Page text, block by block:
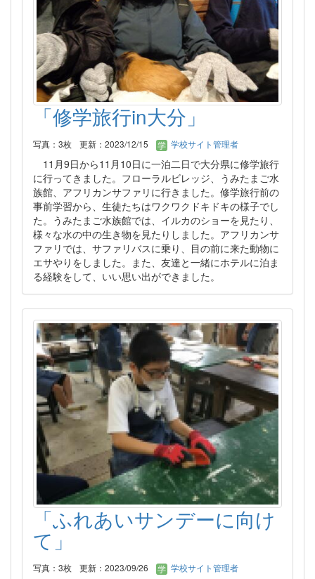
「修学旅行in大分」
写真：3枚 更新：2023/12/15 学校サイト管理者
11月9日から11月10日に一泊二日で大分県に修学旅行
に行ってきました。フローラルビレッジ、うみたまご水
族館、アフリカンサファリに行きました。修学旅行前の
事前学習から、生徒たちはワクワクドキドキの様子でし
た。うみたまご水族館では、イルカのショーを見たり、
様々な水の中の生き物を見たりしました。アフリカンサ
ファリでは、サファリバスに乗り、目の前に来た動物に
エサやりをしました。また、友達と一緒にホテルに泊ま
る経験をして、いい思い出ができました。
「ふれあいサンデーに向け
て」
写真：3枚 更新：2023/09/26 学校サイト管理者